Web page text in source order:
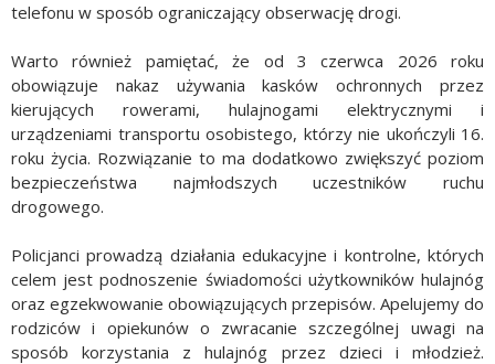
telefonu w sposób ograniczający obserwację drogi.
Warto również pamiętać, że od 3 czerwca 2026 roku
obowiązuje nakaz używania kasków ochronnych przez
kierujących rowerami, hulajnogami elektrycznymi i
urządzeniami transportu osobistego, którzy nie ukończyli 16.
roku życia. Rozwiązanie to ma dodatkowo zwiększyć poziom
bezpieczeństwa najmłodszych uczestników ruchu
drogowego.
Policjanci prowadzą działania edukacyjne i kontrolne, których
celem jest podnoszenie świadomości użytkowników hulajnóg
oraz egzekwowanie obowiązujących przepisów. Apelujemy do
rodziców i opiekunów o zwracanie szczególnej uwagi na
sposób korzystania z hulajnóg przez dzieci i młodzież.